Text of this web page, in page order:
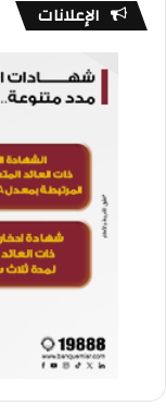
الإعلانات